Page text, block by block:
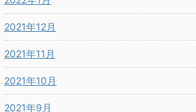
2021年12月
2021年11月
2021年10月
2021年9月